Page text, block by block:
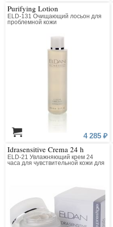
Purifying Lotion
ELD-131 Очищающий лосьон для
проблемной кожи
4 285 ₽
Idrasensitive Crema 24 h
ELD-21 Увлажняющий крем 24
часа для чувствительной кожи для